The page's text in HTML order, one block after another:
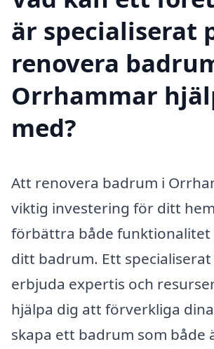
är specialiserat
renovera
Orrhammar
med?
Att renovera badrum i
viktig investering för ditt
förbättra både funktionalitet
ditt badrum. Ett
erbjuda expertis och
hjälpa dig att förverkliga
skapa ett badrum som både